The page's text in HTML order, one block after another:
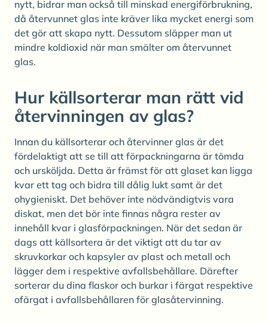
nytt, bidrar man också till minskad energiförbrukning,
då återvunnet glas inte kräver lika mycket energi som
det gör att skapa nytt. Dessutom släpper man ut
mindre koldioxid när man smälter om återvunnet
glas.
Hur källsorterar man rätt vid
återvinningen av glas?
Innan du källsorterar och återvinner glas är det
fördelaktigt att se till att förpackningarna är tömda
och ursköljda. Detta är främst för att glaset kan ligga
kvar ett tag och bidra till dålig lukt samt är det
ohygieniskt. Det behöver inte nödvändigtvis vara
diskat, men det bör inte finnas några rester av
innehåll kvar i glasförpackningen. När det sedan är
dags att källsortera är det viktigt att du tar av
skruvkorkar och kapsyler av plast och metall och
lägger dem i respektive avfallsbehållare. Därefter
sorterar du dina flaskor och burkar i färgat respektive
ofärgat i avfallsbehållaren för glasåtervinning.